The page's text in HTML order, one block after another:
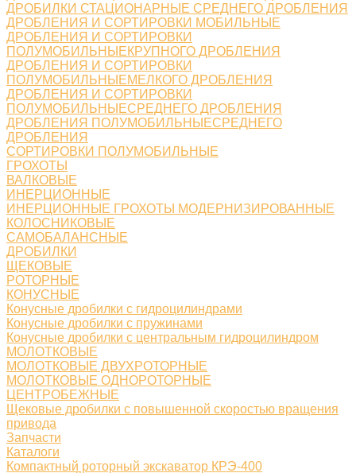
ДРОБИЛКИ СТАЦИОНАРНЫЕ СРЕДНЕГО ДРОБЛЕНИЯ
ДРОБЛЕНИЯ И СОРТИРОВКИ МОБИЛЬНЫЕ
ДРОБЛЕНИЯ И СОРТИРОВКИ
ПОЛУМОБИЛЬНЫЕКРУПНОГО ДРОБЛЕНИЯ
ДРОБЛЕНИЯ И СОРТИРОВКИ
ПОЛУМОБИЛЬНЫЕМЕЛКОГО ДРОБЛЕНИЯ
ДРОБЛЕНИЯ И СОРТИРОВКИ
ПОЛУМОБИЛЬНЫЕСРЕДНЕГО ДРОБЛЕНИЯ
ДРОБЛЕНИЯ ПОЛУМОБИЛЬНЫЕСРЕДНЕГО
ДРОБЛЕНИЯ
СОРТИРОВКИ ПОЛУМОБИЛЬНЫЕ
ГРОХОТЫ
ВАЛКОВЫЕ
ИНЕРЦИОННЫЕ
ИНЕРЦИОННЫЕ ГРОХОТЫ МОДЕРНИЗИРОВАННЫЕ
КОЛОСНИКОВЫЕ
САМОБАЛАНСНЫЕ
ДРОБИЛКИ
ЩЕКОВЫЕ
РОТОРНЫЕ
КОНУСНЫЕ
Конусные дробилки с гидроцилиндрами
Конусные дробилки с пружинами
Конусные дробилки с центральным гидроцилиндром
МОЛОТКОВЫЕ
МОЛОТКОВЫЕ ДВУХРОТОРНЫЕ
МОЛОТКОВЫЕ ОДНОРОТОРНЫЕ
ЦЕНТРОБЕЖНЫЕ
Щековые дробилки с повышенной скоростью вращения
привода
Запчасти
Каталоги
Компактный роторный экскаватор КРЭ-400